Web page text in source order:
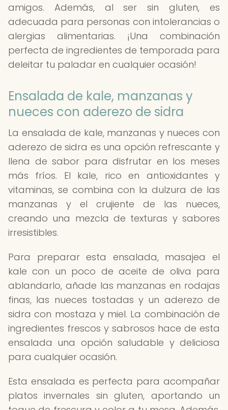
amigos. Además, al ser sin gluten, es
adecuada para personas con intolerancias o
alergias alimentarias. ¡Una combinación
perfecta de ingredientes de temporada para
deleitar tu paladar en cualquier ocasión!
Ensalada de kale, manzanas y
nueces con aderezo de sidra
La ensalada de kale, manzanas y nueces con
aderezo de sidra es una opción refrescante y
llena de sabor para disfrutar en los meses
más fríos. El kale, rico en antioxidantes y
vitaminas, se combina con la dulzura de las
manzanas y el crujiente de las nueces,
creando una mezcla de texturas y sabores
irresistibles.
Para preparar esta ensalada, masajea el
kale con un poco de aceite de oliva para
ablandarlo, añade las manzanas en rodajas
finas, las nueces tostadas y un aderezo de
sidra con mostaza y miel. La combinación de
ingredientes frescos y sabrosos hace de esta
ensalada una opción saludable y deliciosa
para cualquier ocasión.
Esta ensalada es perfecta para acompañar
platos invernales sin gluten, aportando un